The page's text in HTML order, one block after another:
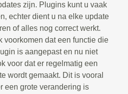
zijn. Plugins kunt u vaak
echter dient u na elke update
of alles nog correct werkt.
voorkomen dat een functie die
is aangepast en nu niet
voor dat er regelmatig een
wordt gemaakt. Dit is vooral
een grote verandering is